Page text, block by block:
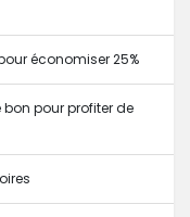
économiser 25%
bon pour profiter de